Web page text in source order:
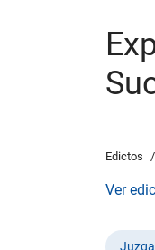
Edictos
Ver